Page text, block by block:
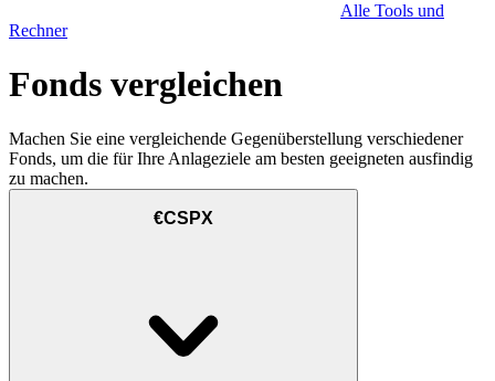
Alle Tools und
Rechner
Fonds vergleichen
Machen Sie eine vergleichende Gegenüberstellung verschiedener
Fonds, um die für Ihre Anlageziele am besten geeigneten ausfindig
zu machen.
€CSPX